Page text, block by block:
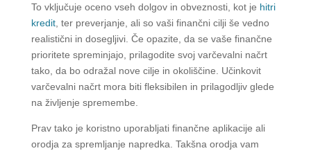
To vključuje oceno vseh dolgov in obveznosti, kot je hitri
kredit, ter preverjanje, ali so vaši finančni cilji še vedno
realistični in dosegljivi. Če opazite, da se vaše finančne
prioritete spreminjajo, prilagodite svoj varčevalni načrt
tako, da bo odražal nove cilje in okoliščine. Učinkovit
varčevalni načrt mora biti fleksibilen in prilagodljiv glede
na življenje spremembe.
Prav tako je koristno uporabljati finančne aplikacije ali
orodja za spremljanje napredka. Takšna orodja vam